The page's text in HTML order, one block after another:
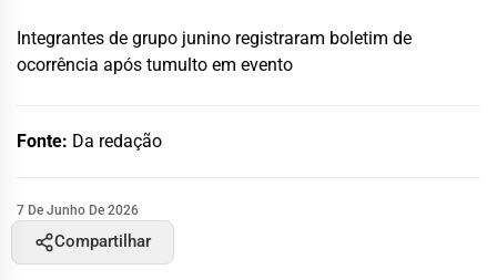
Integrantes de grupo junino registraram boletim de
ocorrência após tumulto em evento
Fonte: Da redação
7 De Junho De 2026
Compartilhar